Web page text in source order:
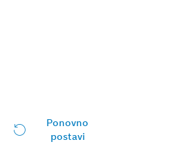
Ponovno
postavi